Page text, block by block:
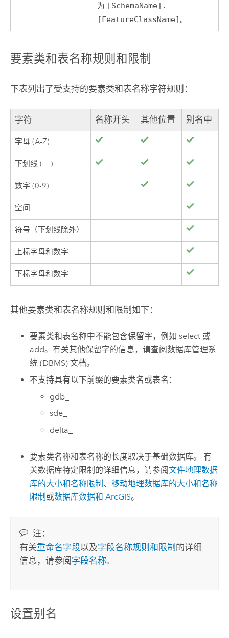
为 [SchemaName].
[FeatureClassName]。
要素类和表名称规则和限制
下表列出了受支持的要素类和表名称字符规则：
字符 名称开头 其他位置 别名中
字母 (A-Z)
下划线 ( _ )
数字 (0-9)
空间
符号（下划线除外）
上标字母和数字
下标字母和数字
其他要素类和表名称规则和限制如下：
要素类和表名称中不能包含保留字，例如 select 或
add。有关其他保留字的信息，请查阅数据库管理系
统 (DBMS) 文档。
不支持具有以下前缀的要素类名或表名：
gdb_
sde_
delta_
要素类名称和表名称的长度取决于基础数据库。 有
关数据库特定限制的详细信息，请参阅文件地理数据
库的大小和名称限制 、移动地理数据库的大小和名称
限制 或数据库数据和 ArcGIS。
注：
有关重命名字段以及字段名称规则和限制 的详细
信息，请参阅字段名称。
设置别名